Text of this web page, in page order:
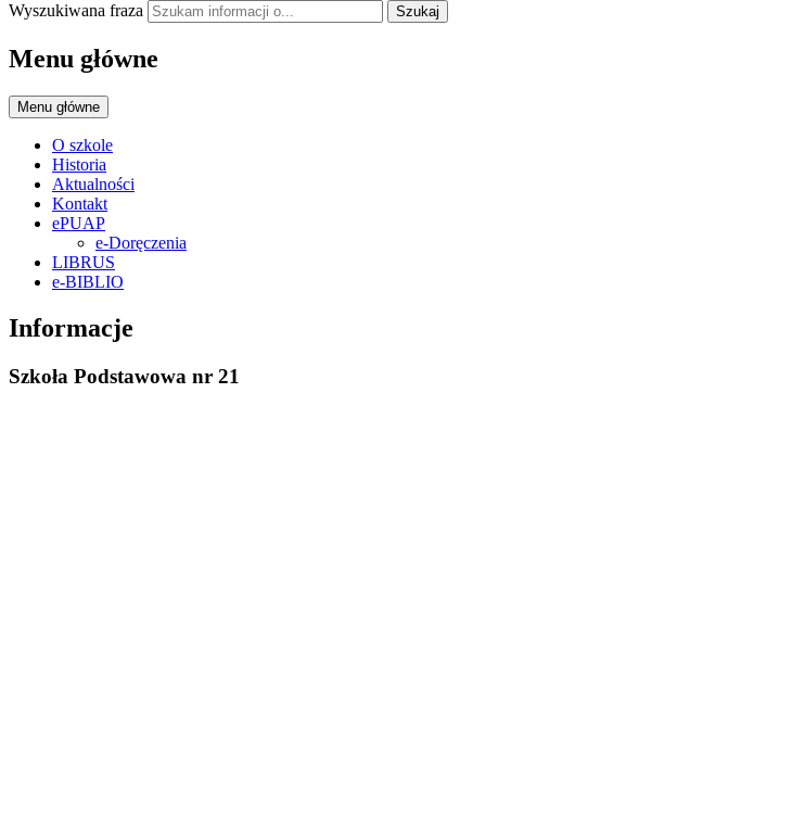
Wyszukiwana fraza Szukaj
Menu główne
Menu główne
O szkole
Historia
Aktualności
Kontakt
ePUAP
e-Doręczenia
LIBRUS
e-BIBLIO
Informacje
Szkoła Podstawowa nr 21